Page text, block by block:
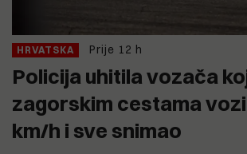
HRVATSKA Prije 12 h
Policija uhitila vozača
zagorskim cestama
km/h i sve snimao